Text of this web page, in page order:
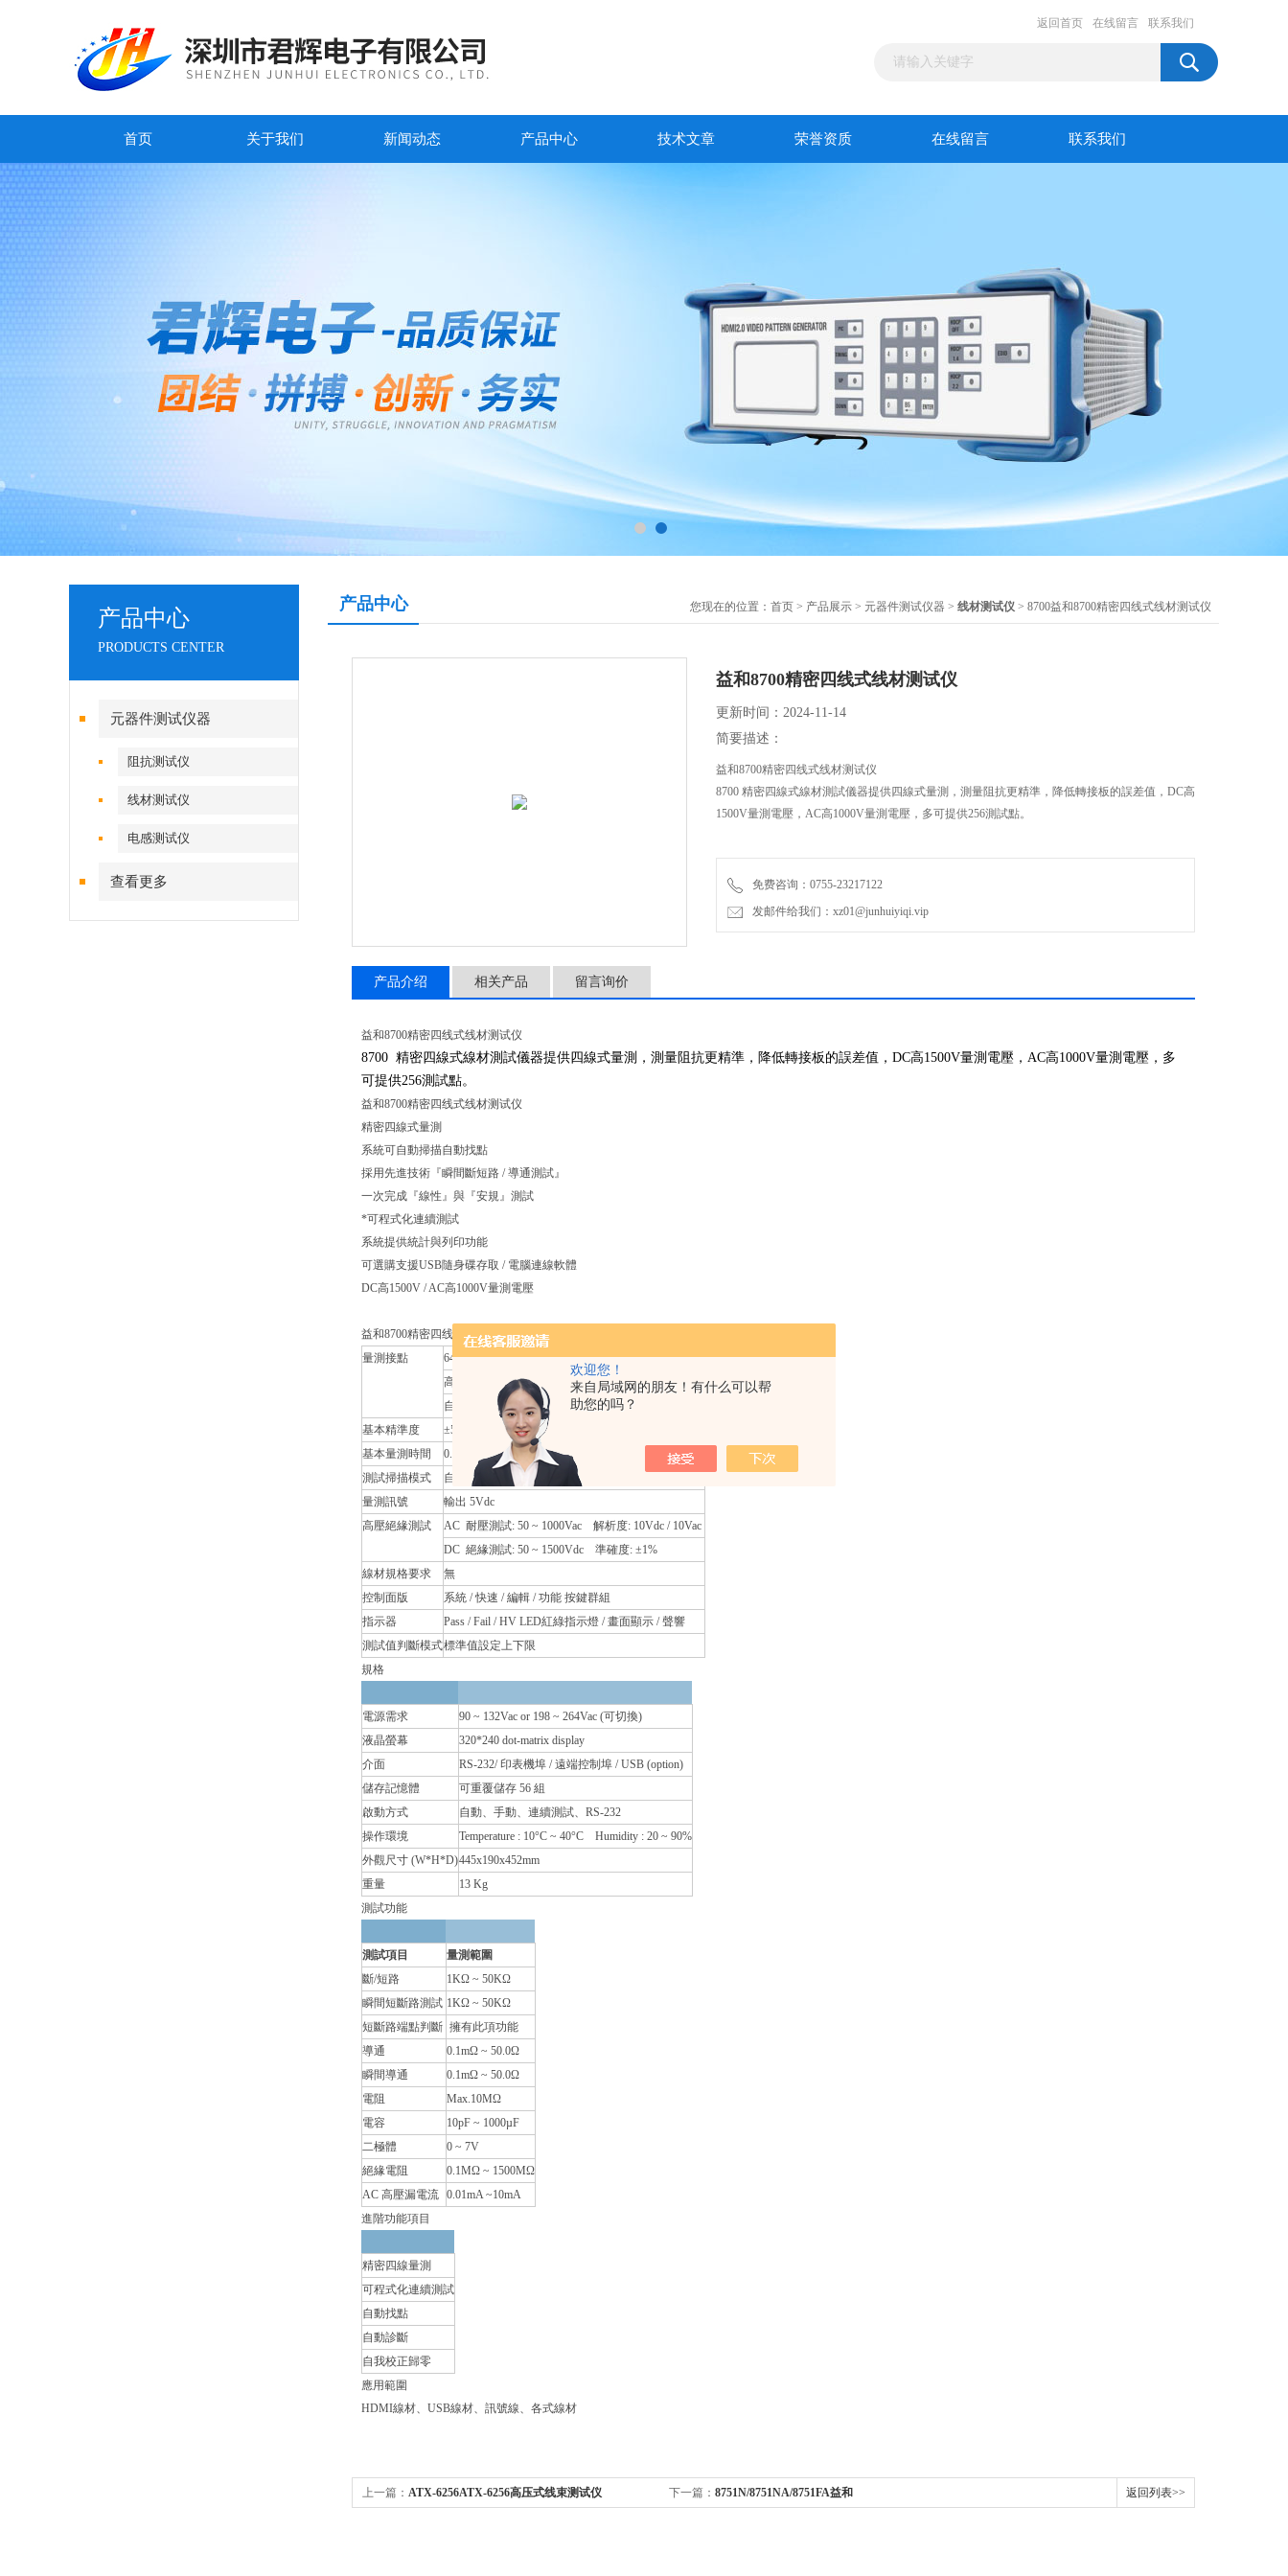
欢迎您！
来自局域网的朋友！有什么可以帮
助您的吗？
返回首页 在线留言 联系我们
首页 关于我们 新闻动态 产品中心 技术文章 荣誉资质 在线留言 联系我们
产品中心
PRODUCTS CENTER
元器件测试仪器
阻抗测试仪
线材测试仪
电感测试仪
查看更多
产品中心 您现在的位置： 首页 > 产品展示 > 元器件测试仪器 > 线材测试仪 > 8700益和8700精密四线式线材测试仪
益和8700精密四线式线材测试仪
更新时间：2024-11-14
简要描述：
益和8700精密四线式线材测试仪
8700 精密四線式線材測試儀器提供四線式量測，測量阻抗更精準，降低轉接板的誤差值，DC高
1500V量測電壓，AC高1000V量測電壓，多可提供256測試點。
免费咨询：0755-23217122
发邮件给我们：xz01@junhuiyiqi.vip
产品介绍 相关产品 留言询价
益和8700精密四线式线材测试仪
8700 精密四線式線材測試儀器提供四線式量測，測量阻抗更精準，降低轉接板的誤差值，DC高1500V量測電壓，AC高1000V量測電壓，多
可提供256測試點。
益和8700精密四线式线材测试仪
精密四線式量測
系統可自動掃描自動找點
採用先進技術『瞬間斷短路 / 導通測試』
一次完成『線性』與『安規』測試
*可程式化連續測試
系統提供統計與列印功能
可選購支援USB隨身碟存取 / 電腦連線軟體
DC高1500V / AC高1000V量測電壓
益和8700精密四线式线材测试仪
量測接點
64/128/256 測試點
高壓校正正負端輸出
自動找點端子
基本精準度
±5%
基本量測時間
0.01 Sec
測試掃描模式
自動 / 短路掃瞄可切換
量測訊號
輸出 5Vdc
高壓絕緣測試
AC 耐壓測試: 50 ~ 1000Vac 解析度: 10Vdc / 10Vac
DC 絕緣測試: 50 ~ 1500Vdc 準確度: ±1%
線材規格要求
無
控制面版
系統 / 快速 / 編輯 / 功能 按鍵群組
指示器
Pass / Fail / HV LED紅綠指示燈 / 畫面顯示 / 聲響
測試值判斷模式標準值設定上下限
規格
電源需求
90 ~ 132Vac or 198 ~ 264Vac (可切換)
液晶螢幕
320*240 dot-matrix display
介面
RS-232/ 印表機埠 / 遠端控制埠 / USB (option)
儲存記憶體
可重覆儲存 56 組
啟動方式
自動、手動、連續測試、RS-232
操作環境
Temperature : 10°C ~ 40°C Humidity : 20 ~ 90%
外觀尺寸 (W*H*D)445x190x452mm
重量
13 Kg
測試功能
測試項目
量測範圍
斷/短路
1KΩ ~ 50KΩ
瞬間短斷路測試 1KΩ ~ 50KΩ
短斷路端點判斷 擁有此項功能
導通
0.1mΩ ~ 50.0Ω
瞬間導通
0.1mΩ ~ 50.0Ω
電阻
Max.10MΩ
電容
10pF ~ 1000µF
二極體
0 ~ 7V
絕緣電阻
0.1MΩ ~ 1500MΩ
AC 高壓漏電流 0.01mA ~10mA
進階功能項目
精密四線量測
可程式化連續測試
自動找點
自動診斷
自我校正歸零
應用範圍
HDMI線材、USB線材、訊號線、各式線材
上一篇： ATX-6256ATX-6256高压式线束测试仪 下一篇： 8751N/8751NA/8751FA益和 返回列表>>